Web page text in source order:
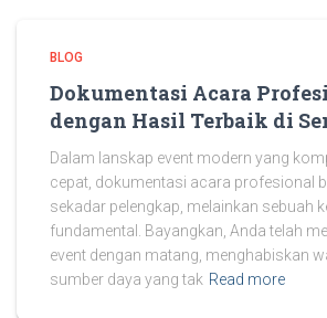
BLOG
Dokumentasi Acara
dengan Hasil Terbaik di
Dalam lanskap event modern yang
cepat, dokumentasi acara profesional
sekadar pelengkap, melainkan sebuah
fundamental. Bayangkan, Anda telah
event dengan matang, menghabiskan
sumber daya yang tak Read more